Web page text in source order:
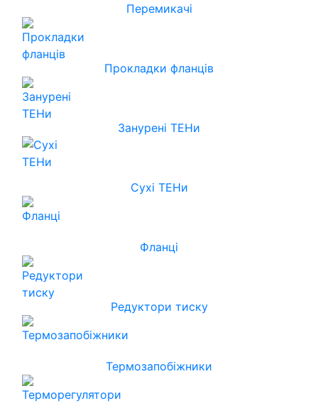
Перемикачі
Прокладки фланців
Занурені ТЕНи
Сухі ТЕНи
Фланці
Редуктори тиску
Термозапобіжники